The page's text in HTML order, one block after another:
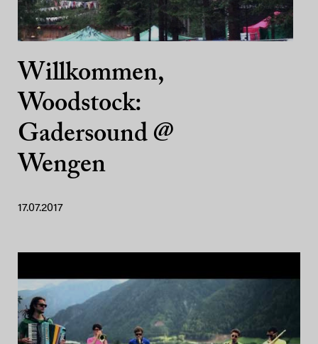
Willkommen,
Woodstock:
Gadersound @
Wengen
17.07.2017